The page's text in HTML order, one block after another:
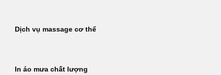
Dịch vụ massage cơ thể
In áo mưa chất lượng